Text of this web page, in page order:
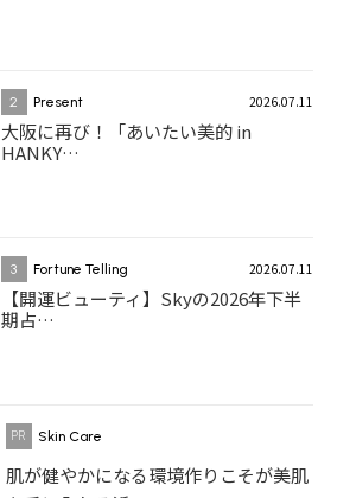
2 Present 2026.07.11
大阪に再び！「あいたい美的 in
HANKY…
3 Fortune Telling 2026.07.11
【開運ビューティ】Skyの2026年下半
期占…
Skin Care
肌が健やかになる環境作りこそが美肌